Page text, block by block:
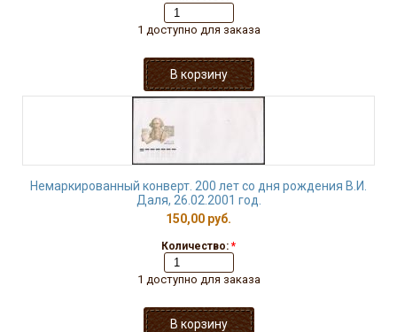
1 доступно для заказа
Немаркированный конверт. 200 лет со дня рождения В.И.
Даля, 26.02.2001 год.
150,00 руб.
Количество: *
1 доступно для заказа